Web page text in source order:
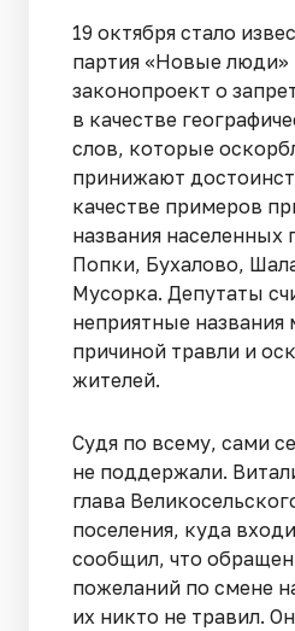
19 октября стало
партия «Новые люди»
законопроект о
в качестве
слов, которые
принижают
качестве примеров
названия населенных
Попки, Бухалово,
Мусорка. Депутаты
неприятные названия
причиной травли и
жителей.
Судя по всему, сами
не поддержали.
глава
поселения, куда
сообщил, что
пожеланий по смене
их никто не травил.